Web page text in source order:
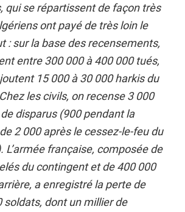
qui se répartissent de façon très
ont payé de très loin le
: sur la base des recensements,
entre 300 000 à 400 000 tués,
15 000 à 30 000 harkis du
les civils, on recense 3 000
disparus (900 pendant la
2 000 après le cessez-le-feu du
L’armée française, composée de
du contingent et de 400 000
a enregistré la perte de
soldats, dont un millier de